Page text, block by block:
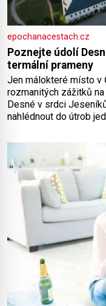
epochanacestach.cz
Poznejte údolí
termální prameny
Jen málokteré místo v
rozmanitých zážitků
Desné v srdci
nahlédnout do útrob
koloběžce a den
Losinách nebo v